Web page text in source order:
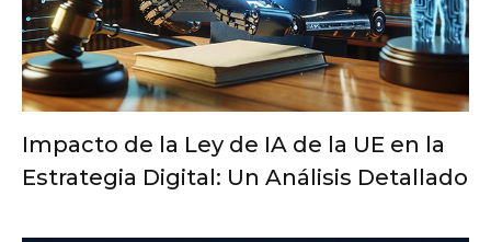
Impacto de la Ley de IA de la UE en la
Estrategia Digital: Un Análisis Detallado